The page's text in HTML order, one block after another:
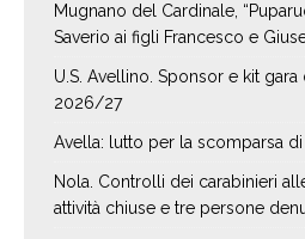
Mugnano del Cardinale,
Saverio ai figli Francesco e
U.S. Avellino. Sponsor e kit
2026/27
Avella: lutto per la scomparsa
Nola. Controlli dei carabinieri
attività chiuse e tre persone